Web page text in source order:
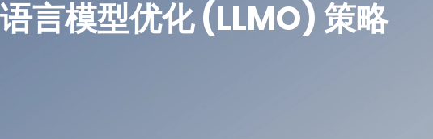
语言模型优化 (LLMO) 策略